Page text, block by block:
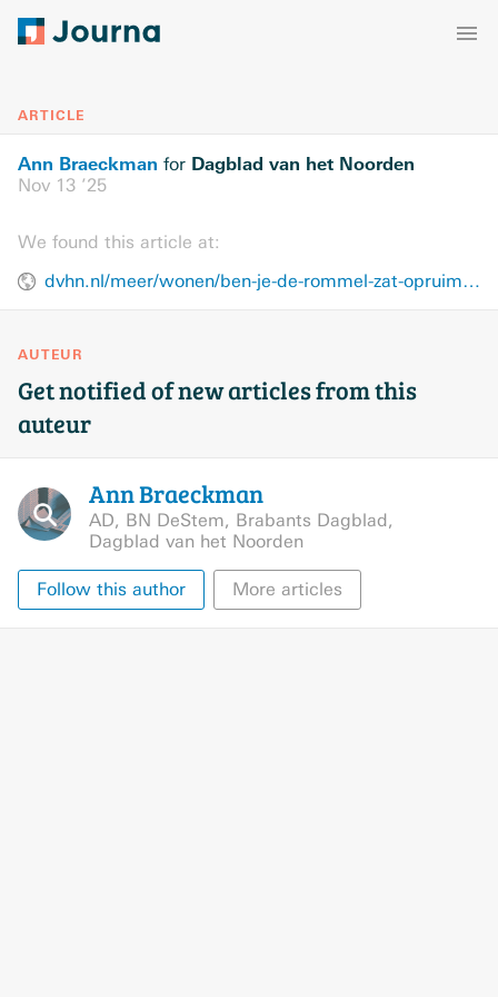
ARTICLE
Ann Braeckman for Dagblad van het Noorden
Nov 13 ’25
We found this article at:
dvhn.nl/meer/wonen/ben-je-de-rommel-zat-opruimcoach-sharon-deelt-do-s-en-don-ts-om-je-huis-op-orde-te-krijgen-47679400.html
AUTEUR
Get notified of new articles from this
auteur
AnnBraeckman
AD, BN DeStem, Brabants Dagblad,
Dagblad van het Noorden
Follow this author More articles